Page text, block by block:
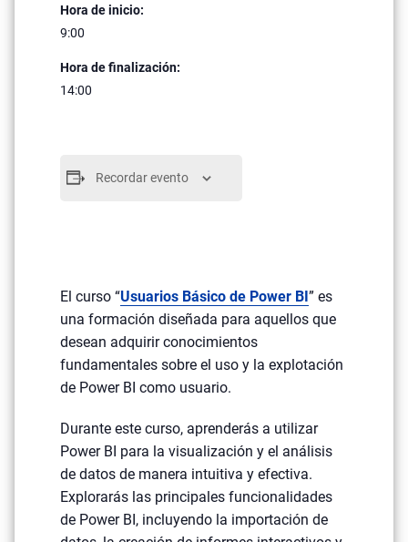
Hora de inicio:
9:00
Hora de finalización:
14:00
Recordar evento
El curso “Usuarios Básico de Power BI” es
una formación diseñada para aquellos que
desean adquirir conocimientos
fundamentales sobre el uso y la explotación
de Power BI como usuario.
Durante este curso, aprenderás a utilizar
Power BI para la visualización y el análisis
de datos de manera intuitiva y efectiva.
Explorarás las principales funcionalidades
de Power BI, incluyendo la importación de